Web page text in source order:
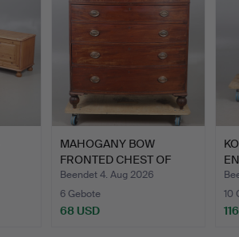
MAHOGANY BOW
FRONTED CHEST OF
DRAWERS.
Beendet 4. Aug 2026
6 Gebote
68 USD
10